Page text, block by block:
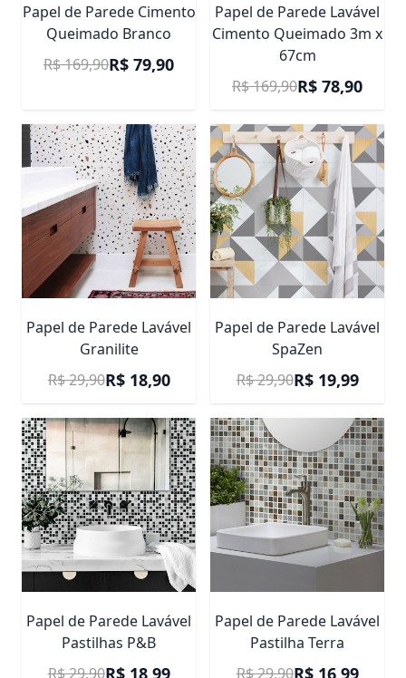
Papel de Parede Cimento
Queimado Branco
Preço Promocional
R$ 79,90
R$ 169,90
Papel de Parede Lavável
Cimento Queimado 3m x
67cm
Preço
R$ 78,90
R$ 169,90
Papel de Parede Lavável
Granilite
Preço Promocional
R$ 18,90
R$ 29,90
Papel de Parede Lavável
SpaZen
Preço Promocional
R$ 19,99
R$ 29,90
Papel de Parede Lavável
Pastilhas P&B
Preço Promocional
R$ 18,99
R$ 29,90
Papel de Parede Lavável
Pastilha Terra
Preço Promocional
R$ 16,99
R$ 29,90